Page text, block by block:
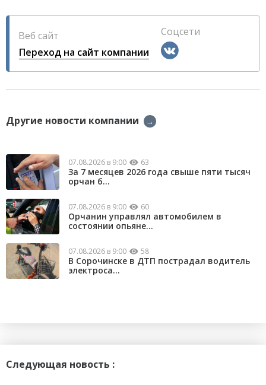
Веб сайт
Переход на сайт компании
Соцсети
Другие новости компании →
07.08.2026 в 9:00 63
За 7 месяцев 2026 года свыше пяти тысяч
орчан б...
07.08.2026 в 9:00 60
Орчанин управлял автомобилем в
состоянии опьяне...
07.08.2026 в 9:00 58
В Сорочинске в ДТП пострадал водитель
электроса...
Следующая новость :